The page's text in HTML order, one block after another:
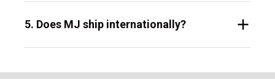
5. Does MJ ship internationally?